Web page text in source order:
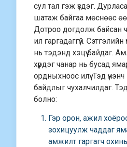
сул тал гэж үздэг.
шатаж байгаа мөснөөс
Дотроо догдолж байсан
ил гаргадаггүй.
нь тэдэнд хэцүү байдаг.
хүрдэг чанар нь бусад
ордныхноос илүү. Тэд
байдлыг чухалчилдаг.
болно:
Гэр орон, ажил
зохицуулж чаддаг
амжилт гаргагч